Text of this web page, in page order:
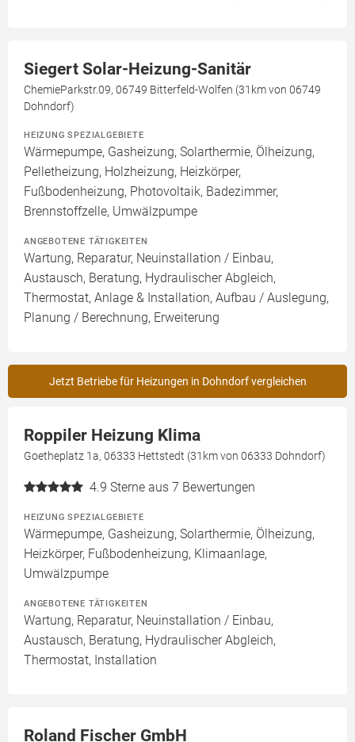
Siegert Solar-Heizung-Sanitär
ChemieParkstr.09, 06749 Bitterfeld-Wolfen (31km von 06749
Dohndorf)
HEIZUNG SPEZIALGEBIETE
Wärmepumpe, Gasheizung, Solarthermie, Ölheizung,
Pelletheizung, Holzheizung, Heizkörper,
Fußbodenheizung, Photovoltaik, Badezimmer,
Brennstoffzelle, Umwälzpumpe
ANGEBOTENE TÄTIGKEITEN
Wartung, Reparatur, Neuinstallation / Einbau,
Austausch, Beratung, Hydraulischer Abgleich,
Thermostat, Anlage & Installation, Aufbau / Auslegung,
Planung / Berechnung, Erweiterung
Jetzt Betriebe für Heizungen in Dohndorf vergleichen
Roppiler Heizung Klima
Goetheplatz 1a, 06333 Hettstedt (31km von 06333 Dohndorf)
4.9 Sterne aus 7 Bewertungen
HEIZUNG SPEZIALGEBIETE
Wärmepumpe, Gasheizung, Solarthermie, Ölheizung,
Heizkörper, Fußbodenheizung, Klimaanlage,
Umwälzpumpe
ANGEBOTENE TÄTIGKEITEN
Wartung, Reparatur, Neuinstallation / Einbau,
Austausch, Beratung, Hydraulischer Abgleich,
Thermostat, Installation
Roland Fischer GmbH